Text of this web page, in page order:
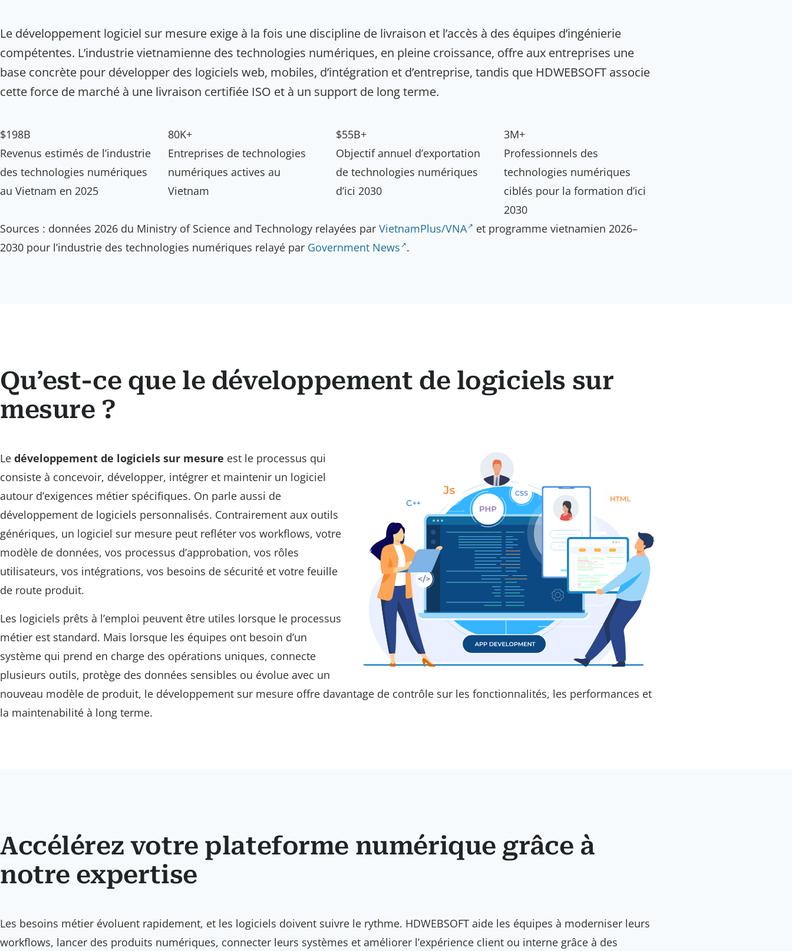
Le développement logiciel sur mesure exige à la fois une discipline de livraison et l’accès à des équipes d’ingénierie
compétentes. L’industrie vietnamienne des technologies numériques, en pleine croissance, offre aux entreprises une
base concrète pour développer des logiciels web, mobiles, d’intégration et d’entreprise, tandis que HDWEBSOFT associe
cette force de marché à une livraison certifiée ISO et à un support de long terme.
$198B
Revenus estimés de l’industrie
des technologies numériques
au Vietnam en 2025
80K+
Entreprises de technologies
numériques actives au
Vietnam
$55B+
Objectif annuel d’exportation
de technologies numériques
d’ici 2030
3M+
Professionnels des
technologies numériques
ciblés pour la formation d’ici
2030
Sources : données 2026 du Ministry of Science and Technology relayées par VietnamPlus/VNA
et programme vietnamien 2026–
2030 pour l’industrie des technologies numériques relayé par Government News .
Qu’est-ce que le développement de logiciels sur
mesure ?
Le développement de logiciels sur mesure est le processus qui
consiste à concevoir, développer, intégrer et maintenir un logiciel
autour d’exigences métier spécifiques. On parle aussi de
développement de logiciels personnalisés. Contrairement aux outils
génériques, un logiciel sur mesure peut refléter vos workflows, votre
modèle de données, vos processus d’approbation, vos rôles
utilisateurs, vos intégrations, vos besoins de sécurité et votre feuille
de route produit.
Les logiciels prêts à l’emploi peuvent être utiles lorsque le processus
métier est standard. Mais lorsque les équipes ont besoin d’un
système qui prend en charge des opérations uniques, connecte
plusieurs outils, protège des données sensibles ou évolue avec un
nouveau modèle de produit, le développement sur mesure offre davantage de contrôle sur les fonctionnalités, les performances et
la maintenabilité à long terme.
Accélérez votre plateforme numérique grâce à
notre expertise
Les besoins métier évoluent rapidement, et les logiciels doivent suivre le rythme. HDWEBSOFT aide les équipes à moderniser leurs
workflows, lancer des produits numériques, connecter leurs systèmes et améliorer l’expérience client ou interne grâce à des